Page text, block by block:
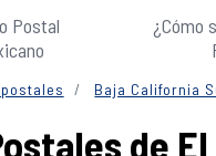
Postal
¿Cómo
Baja California
de